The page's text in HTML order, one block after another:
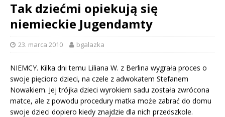
Tak dziećmi opiekują się
niemieckie Jugendamty
23. marca 2010 bgalazka
NIEMCY. Kilka dni temu Liliana W. z Berlina wygrała proces o
swoje pięcioro dzieci, na czele z adwokatem Stefanem
Nowakiem. Jej trójka dzieci wyrokiem sadu została zwrócona
matce, ale z powodu procedury matka może zabrać do domu
swoje dzieci dopiero kiedy znajdzie dla nich przedszkole.